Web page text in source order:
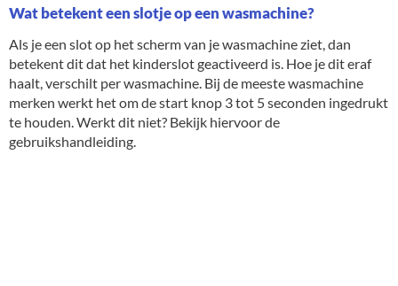
Wat betekent een slotje op een wasmachine?
Als je een slot op het scherm van je wasmachine ziet, dan
betekent dit dat het kinderslot geactiveerd is. Hoe je dit eraf
haalt, verschilt per wasmachine. Bij de meeste wasmachine
merken werkt het om de start knop 3 tot 5 seconden ingedrukt
te houden. Werkt dit niet? Bekijk hiervoor de
gebruikshandleiding.